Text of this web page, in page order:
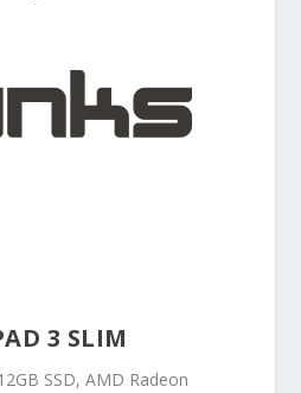
3 SLIM
SSD, AMD Radeon